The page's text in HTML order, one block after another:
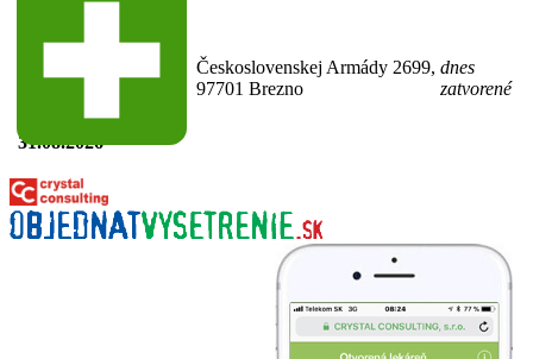
Prekážky v
od 01.08.2026
31.08.2026
Československej Armády 2699,
97701 Brezno
dnes
zatvorené